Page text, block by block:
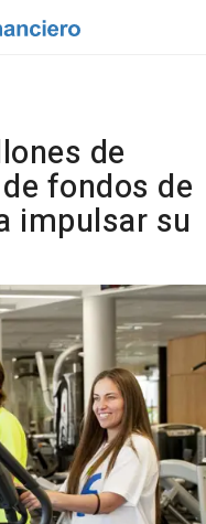
de
fondos de
impulsar su